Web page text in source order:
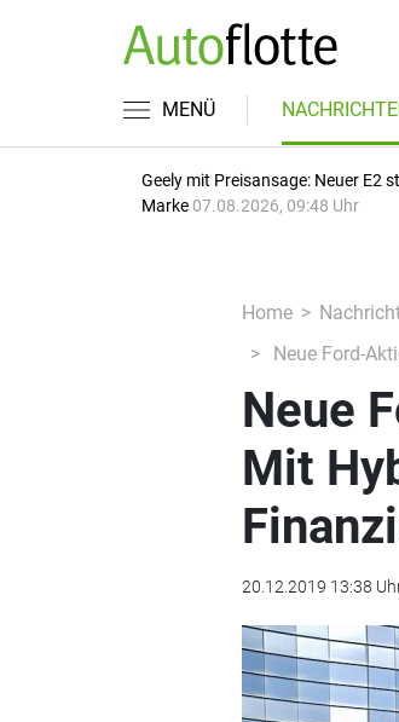
MENÜ
Geely mit Preisansage: Neuer E2
Marke 07.08.2026, 09:48 Uhr
Home
Neue Ford-
Neue
Mit
20.12.2019 13:38